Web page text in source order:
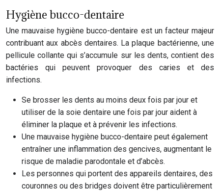
Hygiène bucco-dentaire
Une mauvaise hygiène bucco-dentaire est un facteur majeur
contribuant aux abcès dentaires. La plaque bactérienne, une
pellicule collante qui s’accumule sur les dents, contient des
bactéries qui peuvent provoquer des caries et des
infections.
Se brosser les dents au moins deux fois par jour et
utiliser de la soie dentaire une fois par jour aident à
éliminer la plaque et à prévenir les infections.
Une mauvaise hygiène bucco-dentaire peut également
entraîner une inflammation des gencives, augmentant le
risque de maladie parodontale et d’abcès.
Les personnes qui portent des appareils dentaires, des
couronnes ou des bridges doivent être particulièrement